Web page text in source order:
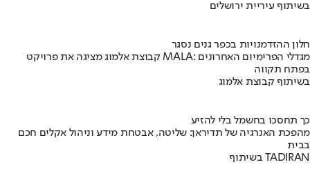
בשיתוף עיריית ירושלים
חלון ההזדמנויות בכפר גנים נסגר
קבוצת אלמוג מציגה את פרויקט MALA: מגדלי הפרימיום האחרונים
בפתח תקווה
בשיתוף קבוצת אלמוג
כך תחסכו בחשמל בלי להזיע
מהפכת האנרגיה של תדיראן: שליטה, אבטחת מידע וניהול אקלים חכם
בבית
בשיתוף TADIRAN